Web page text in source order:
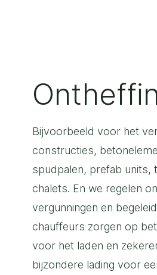
Bijvoorbeeld voor het
constructies,
spudpalen, prefab units,
chalets. En we regelen
vergunningen en
chauffeurs zorgen op
voor het laden en
bijzondere lading voor